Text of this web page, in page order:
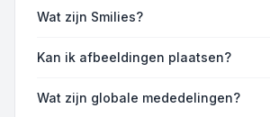
Wat zijn Smilies?
Kan ik afbeeldingen plaatsen?
Wat zijn globale mededelingen?